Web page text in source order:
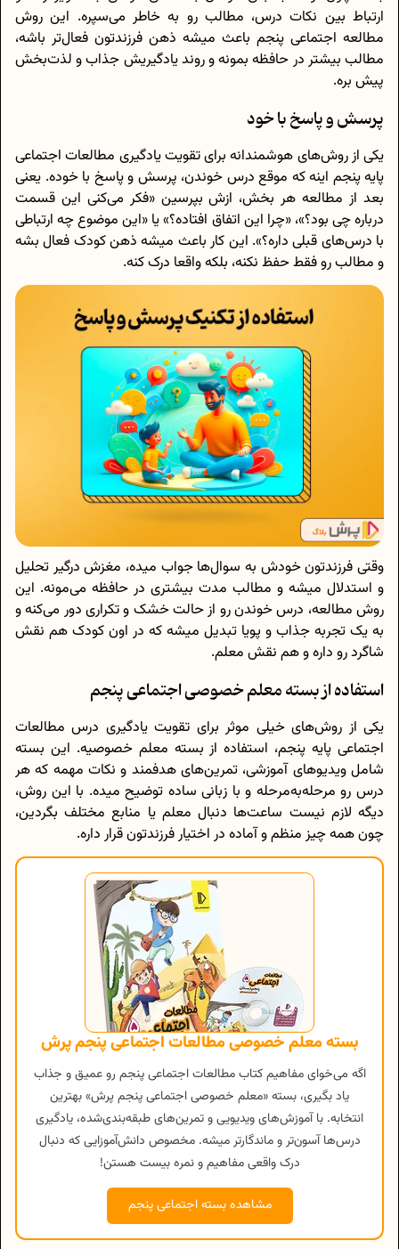
ارتباط بین نکات درس، مطالب رو به خاطر می‌سپره. این روش
مطالعه اجتماعی پنجم باعث میشه ذهن فرزندتون فعال‌تر باشه،
مطالب بیشتر در حافظه بمونه و روند یادگیریش جذاب و لذت‌بخش
پیش بره.
پرسش و پاسخ با خود
یکی از روش‌های هوشمندانه برای تقویت یادگیری مطالعات اجتماعی
پایه پنجم اینه که موقع درس خوندن، پرسش و پاسخ با خوده. یعنی
بعد از مطالعه هر بخش، ازش بپرسین «فکر می‌کنی این قسمت
درباره چی بود؟»، «چرا این اتفاق افتاده؟» یا «این موضوع چه ارتباطی
با درس‌های قبلی داره؟». این کار باعث میشه ذهن کودک فعال بشه
و مطالب رو فقط حفظ نکنه، بلکه واقعا درک کنه.
وقتی فرزندتون خودش به سوال‌ها جواب میده، مغزش درگیر تحلیل
و استدلال میشه و مطالب مدت بیشتری در حافظه می‌مونه. این
روش مطالعه، درس خوندن رو از حالت خشک و تکراری دور می‌کنه و
به یک تجربه جذاب و پویا تبدیل میشه که در اون کودک هم نقش
شاگرد رو داره و هم نقش معلم.
استفاده از بسته معلم خصوصی اجتماعی پنجم
یکی از روش‌های خیلی موثر برای تقویت یادگیری درس مطالعات
اجتماعی پایه پنجم، استفاده از بسته معلم خصوصیه. این بسته
شامل ویدیوهای آموزشی، تمرین‌های هدفمند و نکات مهمه که هر
درس رو مرحله‌به‌مرحله و با زبانی ساده توضیح میده. با این روش،
دیگه لازم نیست ساعت‌ها دنبال معلم یا منابع مختلف بگردین،
چون همه چیز منظم و آماده در اختیار فرزندتون قرار داره.
بسته معلم خصوصی مطالعات اجتماعی پنجم پرش
اگه می‌خوای مفاهیم کتاب مطالعات اجتماعی پنجم رو عمیق و جذاب
یاد بگیری، بسته «معلم خصوصی اجتماعی پنجم پرش» بهترین
انتخابه. با آموزش‌های ویدیویی و تمرین‌های طبقه‌بندی‌شده، یادگیری
درس‌ها آسون‌تر و ماندگارتر میشه. مخصوص دانش‌آموزایی که دنبال
درک واقعی مفاهیم و نمره بیست هستن!
مشاهده بسته اجتماعی پنجم